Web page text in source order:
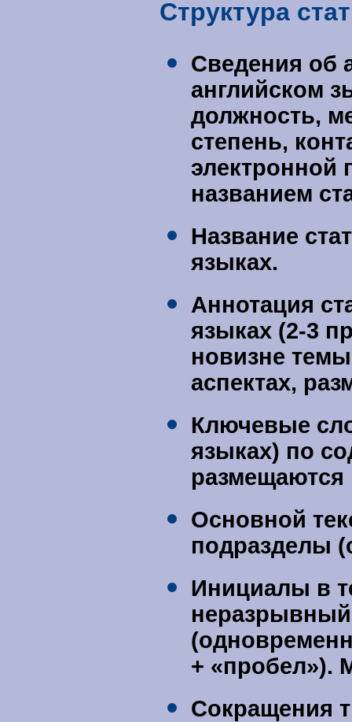
Структура
Сведения об
английском
должность,
степень,
электронной
названием
Название
языках.
Аннотация
языках (2-3
новизне
аспектах,
Ключевые
языках) по
размещаются
Основной
подразделы
Инициалы в
+ «пробел»).
Сокращения